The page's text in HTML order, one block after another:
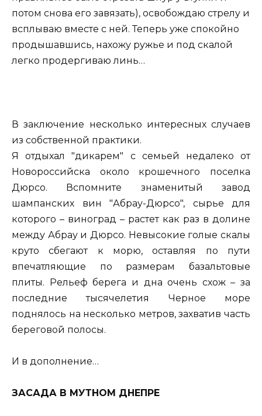
потом снова его завязать), освобождаю стрелу и
всплываю вместе с ней. Теперь уже спокойно
продышавшись, нахожу ружье и под скалой
легко продергиваю линь…
В заключение несколько интересных случаев
из собственной практики.
Я отдыхал "дикарем" с семьей недалеко от
Новороссийска около крошечного поселка
Дюрсо. Вспомните знаменитый завод
шампанских вин "Абрау-Дюрсо", сырье для
которого – виноград – растет как раз в долине
между Абрау и Дюрсо. Невысокие голые скалы
круто сбегают к морю, оставляя по пути
впечатляющие по размерам базальтовые
плиты. Рельеф берега и дна очень схож – за
последние тысячелетия Черное море
поднялось на несколько метров, захватив часть
береговой полосы.
И в дополнение…
ЗАСАДА В МУТНОМ ДНЕПРЕ